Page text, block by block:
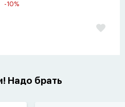
-10%
Надо брать